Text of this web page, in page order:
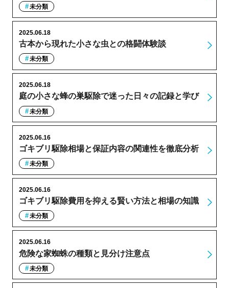
未分類
古本から現れた小さな虫との格闘体験談
2025.06.18
未分類
庭の小さな蜂の巣駆除で迷った日々の記録と学び
2025.06.18
未分類
ゴキブリ駆除相場と保証内容の関連性を徹底分析
2025.06.16
未分類
ゴキブリ駆除費用を抑える賢い方法と相場の知識
2025.06.16
未分類
危険な家蜘蛛の種類と見分け注意点
2025.06.16
未分類